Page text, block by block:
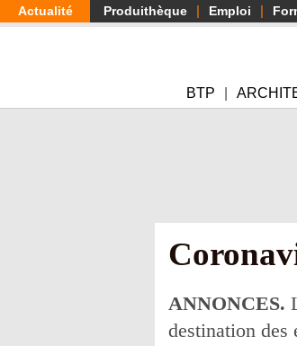
Aller
au
Actualité Produithèque Emploi
BTP
ANNONCES.
destination des